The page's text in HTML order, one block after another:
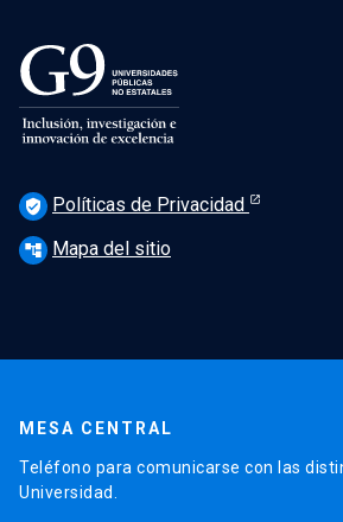
verified_user Políticas de Privacidad
account_tree Mapa del sitio
MESA CENTRAL
Teléfono para comunicarse con las
Universidad.